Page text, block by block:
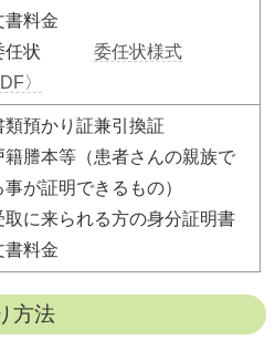
書料金
委任状 委任状様式
〉
類預かり証兼引換証
籍謄本等（患者さんの親族で
事が証明できるもの）
取に来られる方の身分証明書
書料金
方法